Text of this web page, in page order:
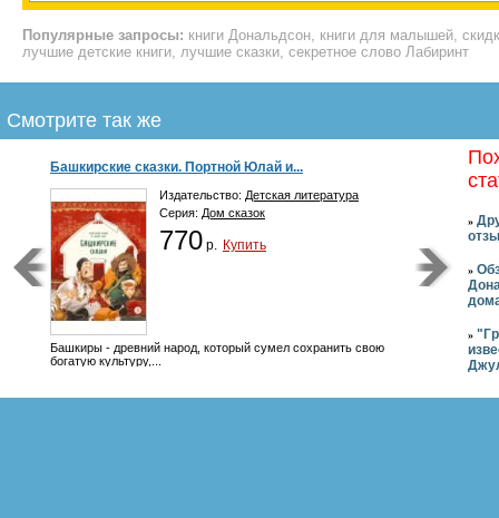
Популярные запросы: книги Дональдсон, книги для малышей,
лучшие детские книги, лучшие сказки, секретное слово Лабиринт
Смотрите так же
Башкирские сказки. Портной Юлай и...
Издательство: Детская литература
Серия: Дом сказок
770 р. Купить
Башкиры - древний народ, который сумел сохранить свою
богатую культуру,...
»
»
»